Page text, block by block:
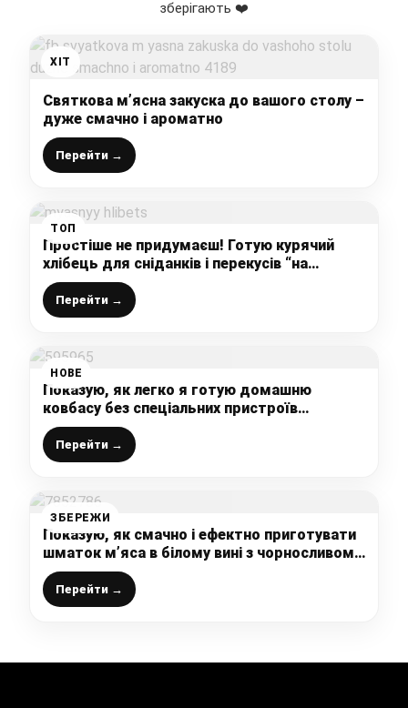
зберігають ❤️
ХІТ
Святкова м’ясна закуска до вашого столу –
дуже смачно і ароматно
Перейти →
ТОП
Простіше не придумаєш! Готую курячий
хлібець для сніданків і перекусів “на
швидку руку” – все змішала і в духовку,
дуже смачно виходить
Перейти →
НОВЕ
Показую, як легко я готую домашню
ковбасу без спеціальних пристроїв
(желатину, нітритної солі та оболонки) –
така соковита і дуже смачна, простий
рецепт
Перейти →
ЗБЕРЕЖИ
Показую, як смачно і ефектно приготувати
шматок м’яса в білому вині з чорносливом і
горішками: таке ніжне, що просто тане в
ротіПерейти →